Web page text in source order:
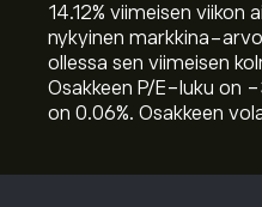
‎14.12‎% viimeisen viikon
nykyinen markkina-
ollessa sen viimeisen
Osakkeen P/E-luku on
on 0.06%. Osakkeen